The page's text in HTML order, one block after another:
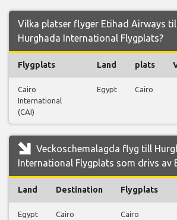
Vilka platser flyger Etihad Airways
Hurghada International Flygplats?
Flygplats Land plats
Cairo
International
(CAI)
Egypt Cairo
Veckoschemalagda flyg till
International Flygplats som drivs av
Land Destination Flygplats
Egypt Cairo
Cairo